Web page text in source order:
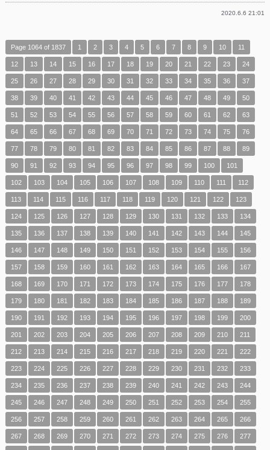
2020.6.6 21:01
Page 1064 of 1837 1 2 3 4 5 6 7 8 9 10 11
12 13 14 15 16 17 18 19 20 21 22 23 24
25 26 27 28 29 30 31 32 33 34 35 36 37
38 39 40 41 42 43 44 45 46 47 48 49 50
51 52 53 54 55 56 57 58 59 60 61 62 63
64 65 66 67 68 69 70 71 72 73 74 75 76
77 78 79 80 81 82 83 84 85 86 87 88 89
90 91 92 93 94 95 96 97 98 99 100 101
102 103 104 105 106 107 108 109 110 111 112
113 114 115 116 117 118 119 120 121 122 123
124 125 126 127 128 129 130 131 132 133 134
135 136 137 138 139 140 141 142 143 144 145
146 147 148 149 150 151 152 153 154 155 156
157 158 159 160 161 162 163 164 165 166 167
168 169 170 171 172 173 174 175 176 177 178
179 180 181 182 183 184 185 186 187 188 189
190 191 192 193 194 195 196 197 198 199 200
201 202 203 204 205 206 207 208 209 210 211
212 213 214 215 216 217 218 219 220 221 222
223 224 225 226 227 228 229 230 231 232 233
234 235 236 237 238 239 240 241 242 243 244
245 246 247 248 249 250 251 252 253 254 255
256 257 258 259 260 261 262 263 264 265 266
267 268 269 270 271 272 273 274 275 276 277